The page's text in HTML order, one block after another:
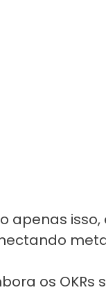
apenas
os